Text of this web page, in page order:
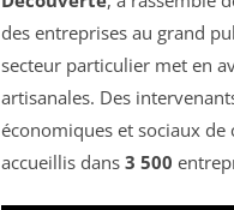
des entreprises au grand
secteur particulier met en
artisanales. Des
économiques et sociaux de
accueillis dans 3 500